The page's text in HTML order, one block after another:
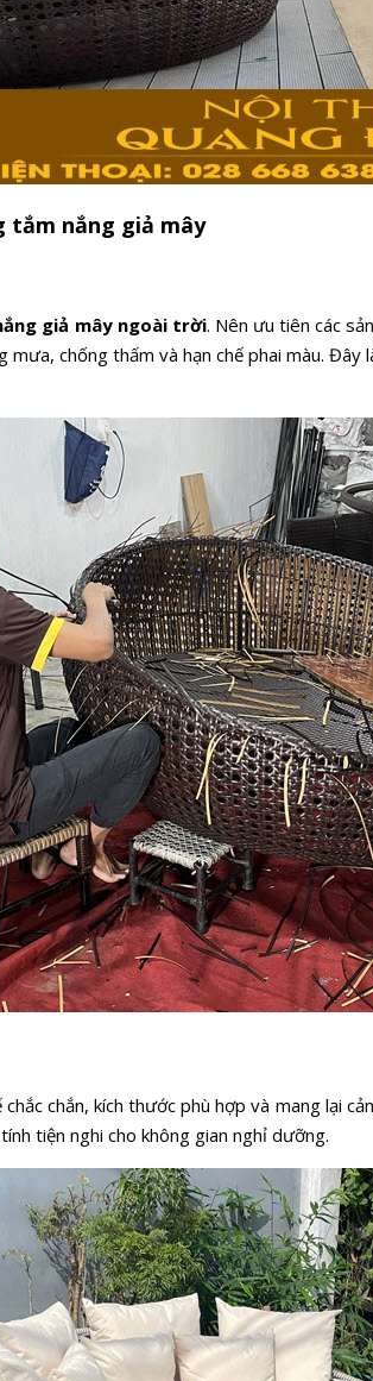
tắm nắng giả mây
giả mây ngoài trời. Nên ưu tiên các
mưa, chống thấm và hạn chế phai màu.
chắc chắn, kích thước phù hợp và mang lại
tiện nghi cho không gian nghỉ dưỡng.